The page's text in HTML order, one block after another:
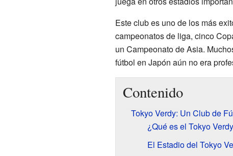
Este club es uno de los más
campeonatos de liga, cinco
un Campeonato de Asia.
fútbol en Japón aún no era
Contenido
Tokyo Verdy: Un Club de
¿Qué es el Tokyo
El Estadio del Tokyo